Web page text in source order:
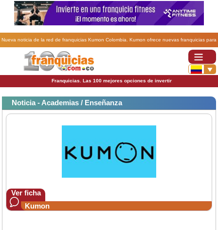
Nueva noticia de la red de franquicias Kumon Colombia. Kumon ofrece nuevas franquicias para
Franquicias. Las 100 mejores opciones de invertir
Noticia - Academias / Enseñanza
Ver ficha
Kumon